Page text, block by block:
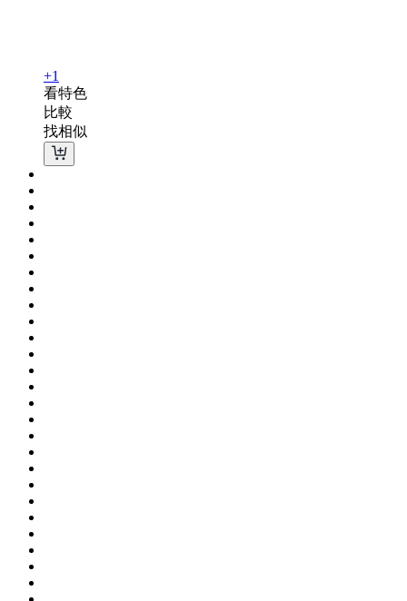
+1
看特色
比較
找相似